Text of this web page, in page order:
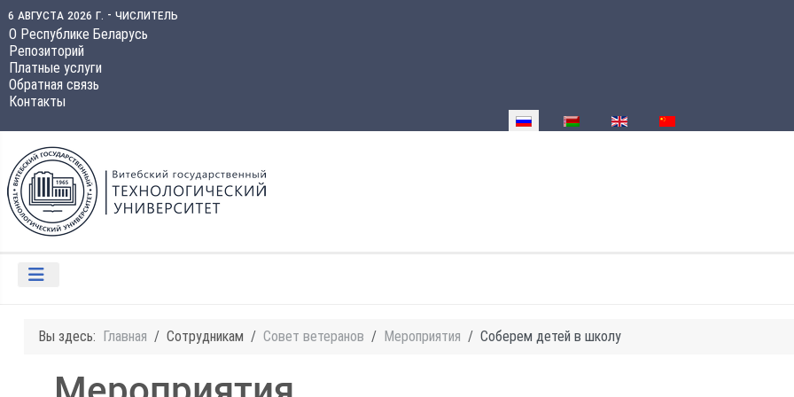
6 августа 2026 г. - числитель
О Республике Беларусь
Репозиторий
Платные услуги
Обратная связь
Контакты
Выберите язык
Вы здесь: Главная Сотрудникам Совет ветеранов Мероприятия Соберем детей в школу